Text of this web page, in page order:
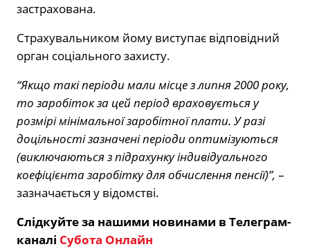
застрахована.
Страхувальником йому виступає відповідний
орган соціального захисту.
“Якщо такі періоди мали місце з липня 2000 року,
то заробіток за цей період враховується у
розмірі мінімальної заробітної плати. У разі
доцільності зазначені періоди оптимізуються
(виключаються з підрахунку індивідуального
коефіцієнта заробітку для обчислення пенсії)”, –
зазначається у відомстві.
Слідкуйте за нашими новинами в Телеграм-
каналі Субота Онлайн